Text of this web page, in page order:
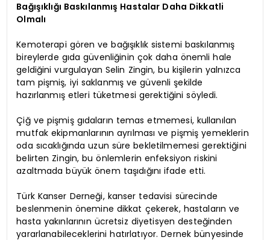
Bağışıklığı Baskılanmış Hastalar Daha Dikkatli
Olmalı
Kemoterapi gören ve bağışıklık sistemi baskılanmış
bireylerde gıda güvenliğinin çok daha önemli hale
geldiğini vurgulayan Selin Zingin, bu kişilerin yalnızca
tam pişmiş, iyi saklanmış ve güvenli şekilde
hazırlanmış etleri tüketmesi gerektiğini söyledi.
Çiğ ve pişmiş gıdaların temas etmemesi, kullanılan
mutfak ekipmanlarının ayrılması ve pişmiş yemeklerin
oda sıcaklığında uzun süre bekletilmemesi gerektiğini
belirten Zingin, bu önlemlerin enfeksiyon riskini
azaltmada büyük önem taşıdığını ifade etti.
Türk Kanser Derneği, kanser tedavisi sürecinde
beslenmenin önemine dikkat çekerek, hastaların ve
hasta yakınlarının ücretsiz diyetisyen desteğinden
yararlanabileceklerini hatırlatıyor. Dernek bünyesinde